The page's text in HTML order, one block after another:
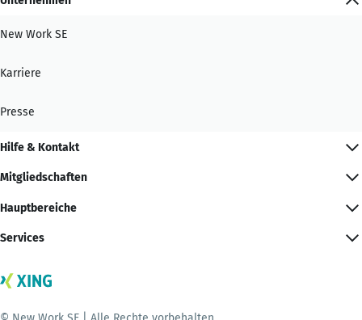
New Work SE
Karriere
Presse
Hilfe & Kontakt
Mitgliedschaften
Hauptbereiche
Services